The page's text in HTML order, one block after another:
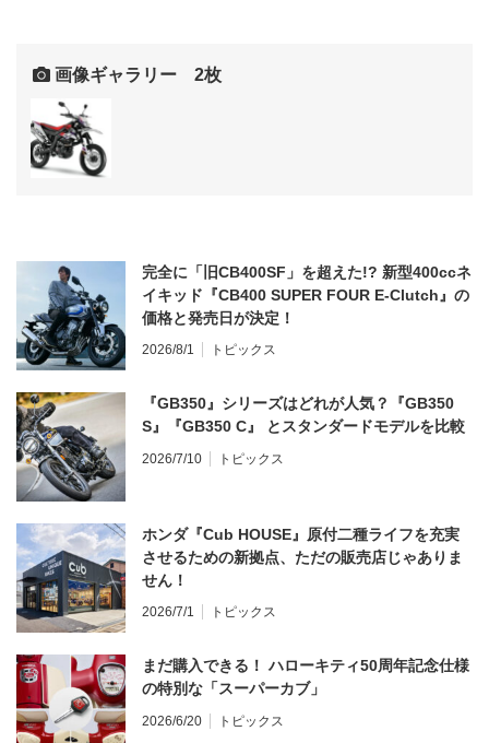
画像ギャラリー 2枚
完全に「旧CB400SF」を超えた!? 新型400ccネ
イキッド『CB400 SUPER FOUR E-Clutch』の
価格と発売日が決定！
2026/8/1 トピックス
『GB350』シリーズはどれが人気？『GB350
S』『GB350 C』 とスタンダードモデルを比較
2026/7/10 トピックス
ホンダ『Cub HOUSE』原付二種ライフを充実
させるための新拠点、ただの販売店じゃありま
せん！
2026/7/1 トピックス
まだ購入できる！ ハローキティ50周年記念仕様
の特別な「スーパーカブ」
2026/6/20 トピックス